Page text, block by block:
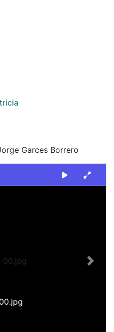
Garces Borrero
Next